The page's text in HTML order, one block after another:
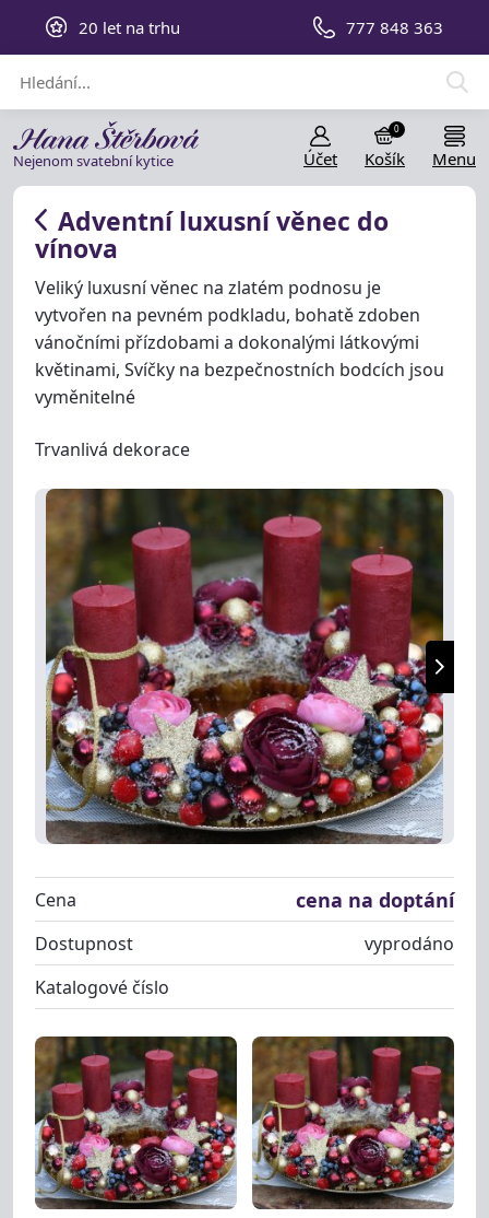
20 let na trhu 777 848 363
Nejenom svatební kytice Účet Košík
0
Menu
Adventní luxusní věnec do
vínova
Veliký luxusní věnec na zlatém podnosu je
vytvořen na pevném podkladu, bohatě zdoben
vánočními přízdobami a dokonalými látkovými
květinami, Svíčky na bezpečnostních bodcích jsou
vyměnitelné
Trvanlivá dekorace
Cena cena na doptání
Dostupnost
vyprodáno
Katalogové číslo